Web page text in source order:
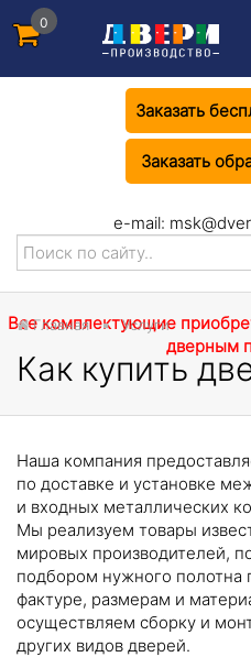
0
Заказать
Заказать
e-mail:
Все комплектующие
дверным
Главная Услуги
Как купить
Наша компания
по доставке и установке
и входных металлических
Мы реализуем товары
мировых производителей,
подбором нужного полотна
фактуре, размерам и
осуществляем сборку и
других видов дверей.